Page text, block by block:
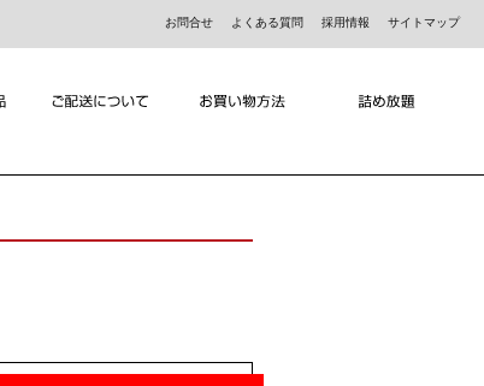
お問合せ よくある質問 採用情報 サイトマップ